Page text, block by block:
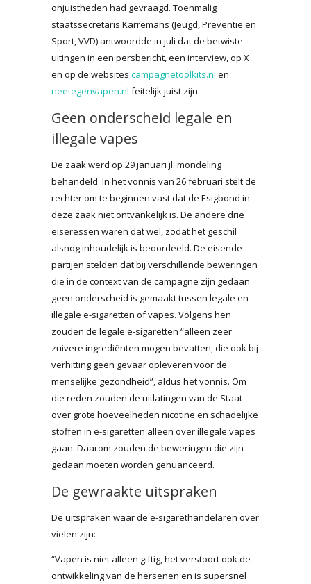
onjuistheden had gevraagd. Toenmalig
staatssecretaris Karremans (Jeugd, Preventie en
Sport, VVD) antwoordde in juli dat de betwiste
uitingen in een persbericht, een interview, op X
en op de websites campagnetoolkits.nl en
neetegenvapen.nl feitelijk juist zijn.
Geen onderscheid legale en
illegale vapes
De zaak werd op 29 januari jl. mondeling
behandeld. In het vonnis van 26 februari stelt de
rechter om te beginnen vast dat de Esigbond in
deze zaak niet ontvankelijk is. De andere drie
eiseressen waren dat wel, zodat het geschil
alsnog inhoudelijk is beoordeeld. De eisende
partijen stelden dat bij verschillende beweringen
die in de context van de campagne zijn gedaan
geen onderscheid is gemaakt tussen legale en
illegale e-sigaretten of vapes. Volgens hen
zouden de legale e-sigaretten “alleen zeer
zuivere ingrediënten mogen bevatten, die ook bij
verhitting geen gevaar opleveren voor de
menselijke gezondheid”, aldus het vonnis. Om
die reden zouden de uitlatingen van de Staat
over grote hoeveelheden nicotine en schadelijke
stoffen in e-sigaretten alleen over illegale vapes
gaan. Daarom zouden de beweringen die zijn
gedaan moeten worden genuanceerd.
De gewraakte uitspraken
De uitspraken waar de e-sigarethandelaren over
vielen zijn:
“Vapen is niet alleen giftig, het verstoort ook de
ontwikkeling van de hersenen en is supersnel